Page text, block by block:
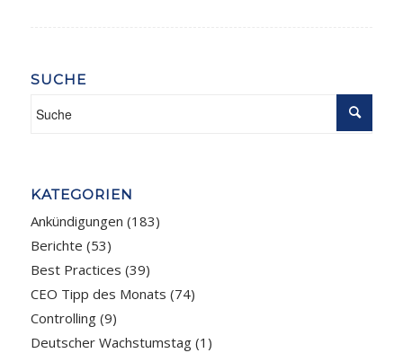
SUCHE
KATEGORIEN
Ankündigungen (183)
Berichte (53)
Best Practices (39)
CEO Tipp des Monats (74)
Controlling(9)
Deutscher Wachstumstag(1)